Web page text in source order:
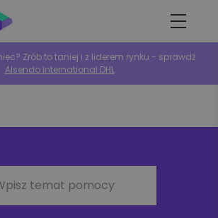
Zrób to taniej i z liderem rynku - sprawdź
Alsendo International DHL
temat pomocy